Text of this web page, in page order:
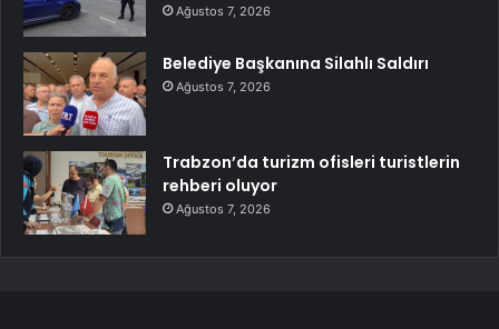
Ağustos 7, 2026
Belediye Başkanına Silahlı Saldırı
Ağustos 7, 2026
Trabzon’da turizm ofisleri turistlerin
rehberi oluyor
Ağustos 7, 2026